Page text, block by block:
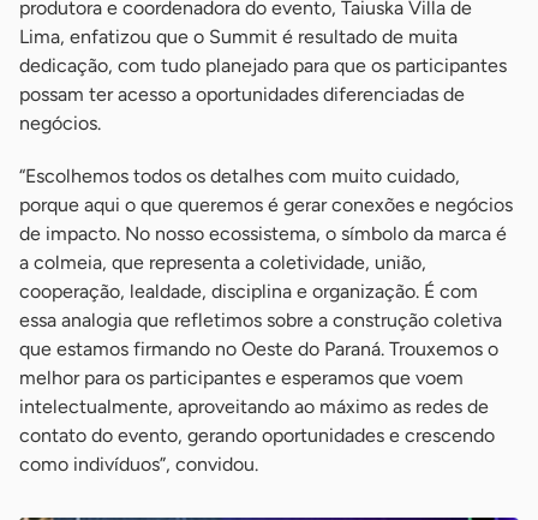
produtora e coordenadora do evento, Taiuska Villa de
Lima, enfatizou que o Summit é resultado de muita
dedicação, com tudo planejado para que os participantes
possam ter acesso a oportunidades diferenciadas de
negócios.
“Escolhemos todos os detalhes com muito cuidado,
porque aqui o que queremos é gerar conexões e negócios
de impacto. No nosso ecossistema, o símbolo da marca é
a colmeia, que representa a coletividade, união,
cooperação, lealdade, disciplina e organização. É com
essa analogia que refletimos sobre a construção coletiva
que estamos firmando no Oeste do Paraná. Trouxemos o
melhor para os participantes e esperamos que voem
intelectualmente, aproveitando ao máximo as redes de
contato do evento, gerando oportunidades e crescendo
como indivíduos”, convidou.